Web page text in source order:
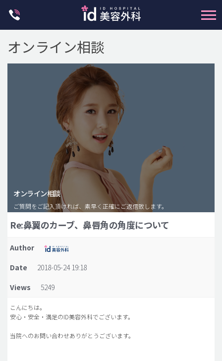
脂肪注入(アンチエイジング)
豊胸手術・バストアップ
プチ整形
idリアルストーリー
idニュース
病院紹介
料金一覧
オンライン相談
オンライン相談
ご質問をご記入頂ければ、素早く正確にご返信致します。
Re:鼻翼のカーブ、鼻唇角の角度について
Author
Date
2018-05-24 19:18
Views
5249
こんにちは。
安心・安全・満足のID美容外科でございます。
当院へのお問い合わせありがとうございます。